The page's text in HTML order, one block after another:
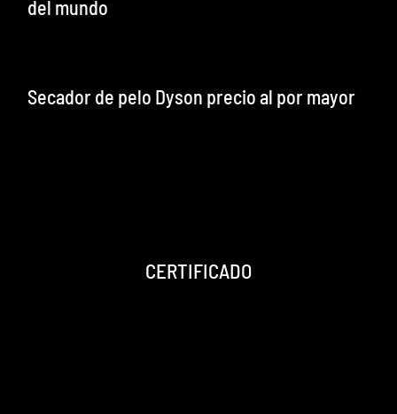
del mundo
Secador de pelo Dyson precio al por mayor
CERTIFICADO